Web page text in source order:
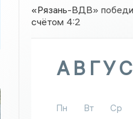
«Рязань-ВДВ»
счётом 4:2
Пн Вт Ср